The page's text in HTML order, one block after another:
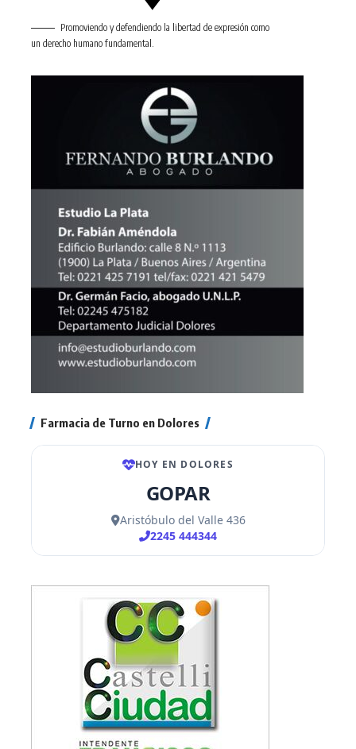
Promoviendo y defendiendo la libertad de expresión como
un derecho humano fundamental.
Farmacia de Turno en Dolores